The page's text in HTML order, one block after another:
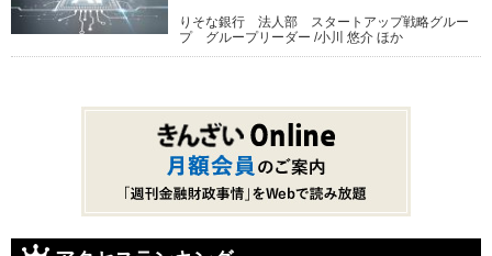
りそな銀行 法人部 スタートアップ戦略グルー
プ グループリーダー /小川 悠介 ほか